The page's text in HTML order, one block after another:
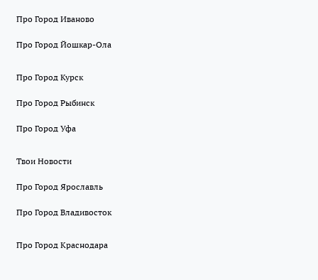
Про Город Иваново
Про Город Йошкар-Ола
Про Город Курск
Про Город Рыбинск
Про Город Уфа
Твои Новости
Про Город Ярославль
Про Город Владивосток
Про Город Краснодара